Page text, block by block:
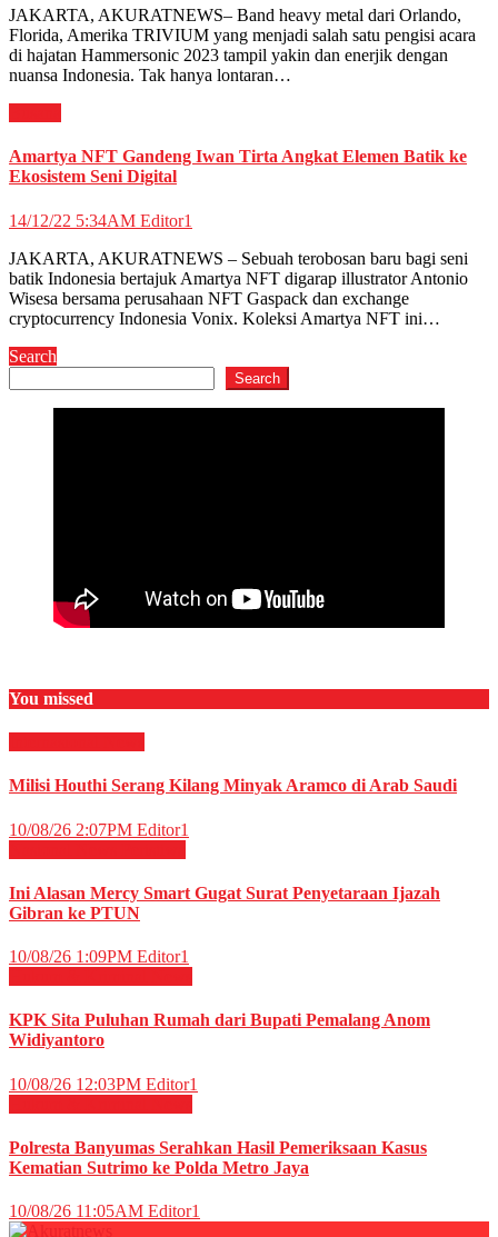
JAKARTA, AKURATNEWS– Band heavy metal dari Orlando,
Florida, Amerika TRIVIUM yang menjadi salah satu pengisi acara
di hajatan Hammersonic 2023 tampil yakin dan enerjik dengan
nuansa Indonesia. Tak hanya lontaran…
Amartya NFT Gandeng Iwan Tirta Angkat Elemen Batik ke
Ekosistem Seni Digital
14/12/22 5:34AM Editor1
JAKARTA, AKURATNEWS – Sebuah terobosan baru bagi seni
batik Indonesia bertajuk Amartya NFT digarap illustrator Antonio
Wisesa bersama perusahaan NFT Gaspack dan exchange
cryptocurrency Indonesia Vonix. Koleksi Amartya NFT ini…
Search
Search
You missed
Milisi Houthi Serang Kilang Minyak Aramco di Arab Saudi
10/08/26 2:07PM Editor1
Ini Alasan Mercy Smart Gugat Surat Penyetaraan Ijazah
Gibran ke PTUN
10/08/26 1:09PM Editor1
KPK Sita Puluhan Rumah dari Bupati Pemalang Anom
Widiyantoro
10/08/26 12:03PM Editor1
Polresta Banyumas Serahkan Hasil Pemeriksaan Kasus
Kematian Sutrimo ke Polda Metro Jaya
10/08/26 11:05AM Editor1